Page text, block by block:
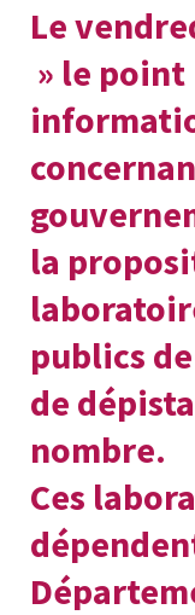
Le
» le
la
publics
de
nombre.
Ces